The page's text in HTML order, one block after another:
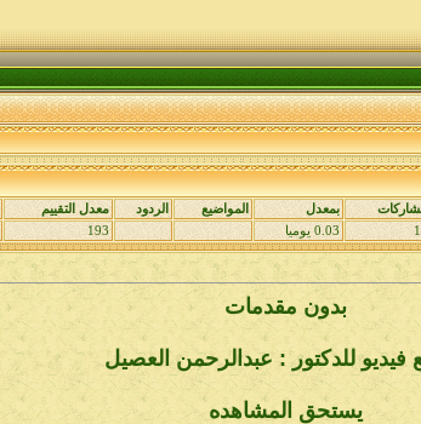
بمعدل المواضيع الردود معدل التقييم
0.03 يوميا 193
بدون مقدمات
للدكتور : عبدالرحمن العصيل
يستحق المشاهده